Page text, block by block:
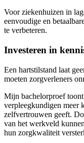
Voor ziekenhuizen in
eenvoudige en
te verbeteren.
Investeren in
Een hartstilstand laat
moeten zorgverleners
Mijn bachelorproef
verpleegkundigen meer
zelfvertrouwen geeft.
van het werkveld
hun zorgkwaliteit